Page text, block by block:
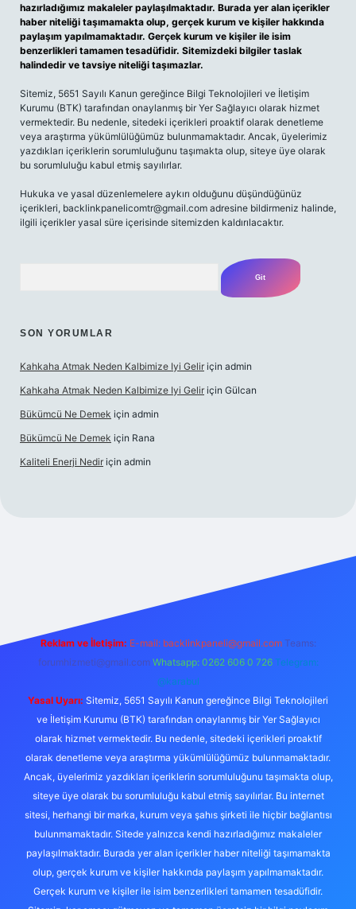
hazırladığımız makaleler paylaşılmaktadır. Burada yer alan içerikler
haber niteliği taşımamakta olup, gerçek kurum ve kişiler hakkında
paylaşım yapılmamaktadır. Gerçek kurum ve kişiler ile isim
benzerlikleri tamamen tesadüfidir. Sitemizdeki bilgiler taslak
halindedir ve tavsiye niteliği taşımazlar.
Sitemiz, 5651 Sayılı Kanun gereğince Bilgi Teknolojileri ve İletişim
Kurumu (BTK) tarafından onaylanmış bir Yer Sağlayıcı olarak hizmet
vermektedir. Bu nedenle, sitedeki içerikleri proaktif olarak denetleme
veya araştırma yükümlülüğümüz bulunmamaktadır. Ancak, üyelerimiz
yazdıkları içeriklerin sorumluluğunu taşımakta olup, siteye üye olarak
bu sorumluluğu kabul etmiş sayılırlar.
Hukuka ve yasal düzenlemelere aykırı olduğunu düşündüğünüz
içerikleri, backlinkpanelicomtr@gmail.com adresine bildirmeniz halinde,
ilgili içerikler yasal süre içerisinde sitemizden kaldırılacaktır.
SON YORUMLAR
Kahkaha Atmak Neden Kalbimize Iyi Gelir için admin
Kahkaha Atmak Neden Kalbimize Iyi Gelir için Gülcan
Bükümcü Ne Demek için admin
Bükümcü Ne Demek için Rana
Kaliteli Enerji Nedir için admin
Reklam ve İletişim: E-mail: backlinkpaneli@gmail.com Teams:
forumhizmeti@gmail.com Whatsapp: 0262 606 0 726 Telegram:
@karabul
Yasal Uyarı: Sitemiz, 5651 Sayılı Kanun gereğince Bilgi Teknolojileri
ve İletişim Kurumu (BTK) tarafından onaylanmış bir Yer Sağlayıcı
olarak hizmet vermektedir. Bu nedenle, sitedeki içerikleri proaktif
olarak denetleme veya araştırma yükümlülüğümüz bulunmamaktadır.
Ancak, üyelerimiz yazdıkları içeriklerin sorumluluğunu taşımakta olup,
siteye üye olarak bu sorumluluğu kabul etmiş sayılırlar. Bu internet
sitesi, herhangi bir marka, kurum veya şahıs şirketi ile hiçbir bağlantısı
bulunmamaktadır. Sitede yalnızca kendi hazırladığımız makaleler
paylaşılmaktadır. Burada yer alan içerikler haber niteliği taşımamakta
olup, gerçek kurum ve kişiler hakkında paylaşım yapılmamaktadır.
Gerçek kurum ve kişiler ile isim benzerlikleri tamamen tesadüfidir.